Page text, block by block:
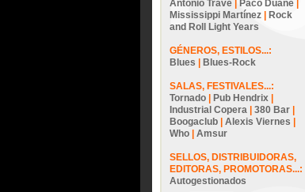
Antonio Trave
Paco Duane
Mississippi Martínez
Rock
and Roll Light Years
GÉNEROS, ESTILOS...:
Blues
Blues-Rock
SALAS, FESTIVALES...:
Tornado
Pub Hendrix
Industrial Copera
380 Bar
Boogaclub
Alexis Viernes
Who
Amsur
SELLOS, DISTRIBUIDORAS,
EDITORAS, PROMOTORAS...:
Autogestionados